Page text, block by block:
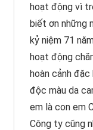
hoạt động vì
biết ơn những
kỷ niệm 71
hoạt động
hoàn cảnh
độc màu da
em là con em
Công ty cũng